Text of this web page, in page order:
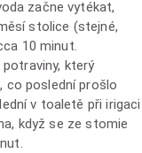
začne vytékat,
stolice (stejné,
10 minut.
který
co poslední prošlo
v toaletě při irigaci
když se ze stomie